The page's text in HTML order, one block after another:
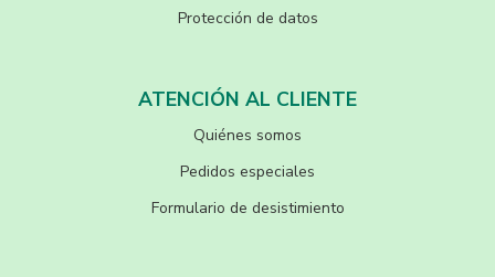
Protección de datos
ATENCIÓN AL CLIENTE
Quiénes somos
Pedidos especiales
Formulario de desistimiento